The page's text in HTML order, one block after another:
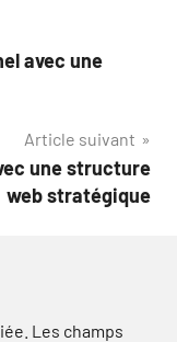
avec une
Article suivant
une structure
web stratégique
Les champs